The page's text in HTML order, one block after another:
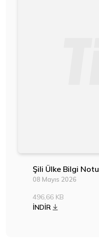
Şili Ülke Bilgi Notu
08 Mayıs 2026
496,66 KB
İNDİR